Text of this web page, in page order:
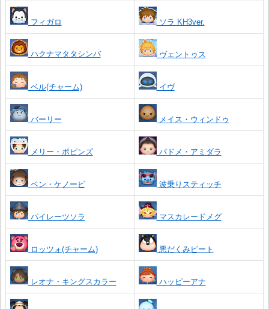
フィガロ ソラ KH3ver.
ハクナマタタシンバ ヴェントゥス
ベル(チャーム) イヴ
バーリー メイス・ウィンドゥ
メリー・ポピンズ パドメ・アミダラ
ベン・ケノービ 波乗りスティッチ
パイレーツソラ マスカレードメグ
ロッツォ(チャーム) 悪だくみピート
レオナ・キングスカラー ハッピーアナ